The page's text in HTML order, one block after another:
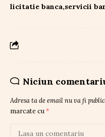
licitatie banca servicii
Niciun
Adresa ta de email nu va fi
marcate cu *